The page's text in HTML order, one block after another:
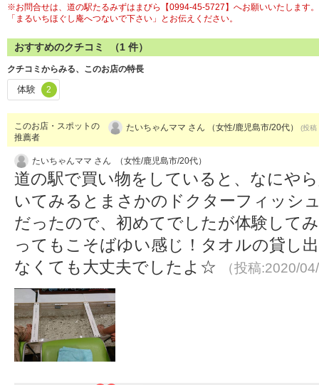
※お問合せは、道の駅たるみずはまびら【0994-45-5727】へお願いいたします。
「まるいちほぐし庵へつないで下さい」とお伝えください。
おすすめのクチコミ （1 件）
クチコミからみる、このお店の特長
体験 2
このお店・スポットの
推薦者
たいちゃんママ さん （女性/鹿児島市/20代） (投
たいちゃんママ さん （女性/鹿児島市/20代）
道の駅で買い物をしていると、なにや
いてみるとまさかのドクターフィッシ
だったので、初めてでしたが体験して
ってもこそばゆい感じ！タオルの貸し
なくても大丈夫でしたよ☆
（投稿:2020/